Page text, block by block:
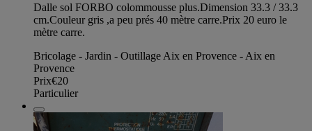
Dalle sol FORBO colommousse plus.Dimension 33.3 / 33.3
cm.Couleur gris ,a peu prés 40 mètre carre.Prix 20 euro le
mètre carre.
Bricolage - Jardin - Outillage Aix en Provence - Aix en
Provence
Prix€20
Particulier